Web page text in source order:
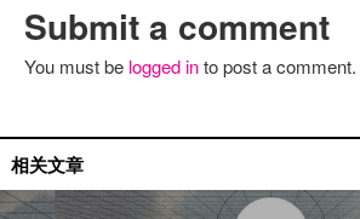
Submit a comment
You must be logged into post a comment.
相关文章
月度十佳